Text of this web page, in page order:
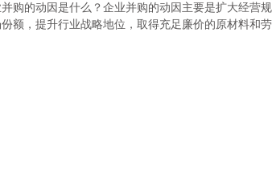
购的动因是什么？企业并购的动因主要是扩大经营
额，提升行业战略地位，取得充足廉价的原材料和